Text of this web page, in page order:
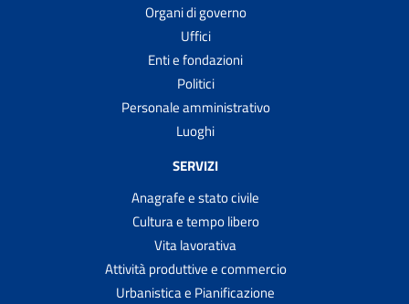
Organi di governo
Uffici
Enti e fondazioni
Politici
Personale amministrativo
Luoghi
SERVIZI
Anagrafe e stato civile
Cultura e tempo libero
Vita lavorativa
Attività produttive e commercio
Urbanistica e Pianificazione